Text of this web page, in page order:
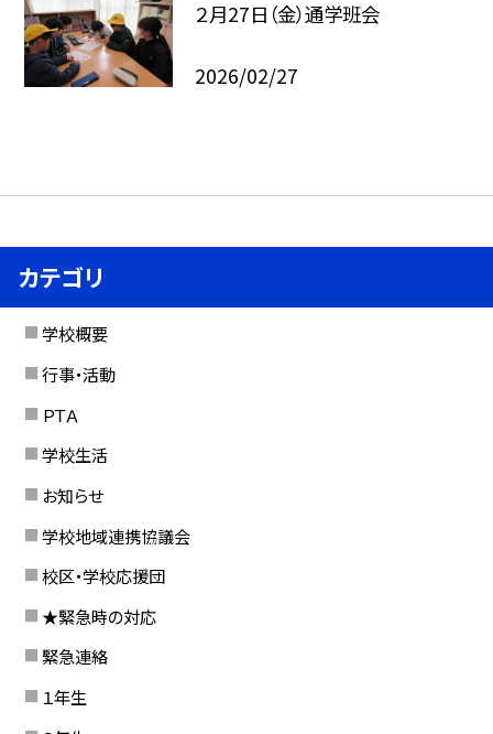
２月27日（金）通学班会
2026/02/27
カテゴリ
学校概要
行事・活動
ＰＴＡ
学校生活
お知らせ
学校地域連携協議会
校区・学校応援団
★緊急時の対応
緊急連絡
１年生